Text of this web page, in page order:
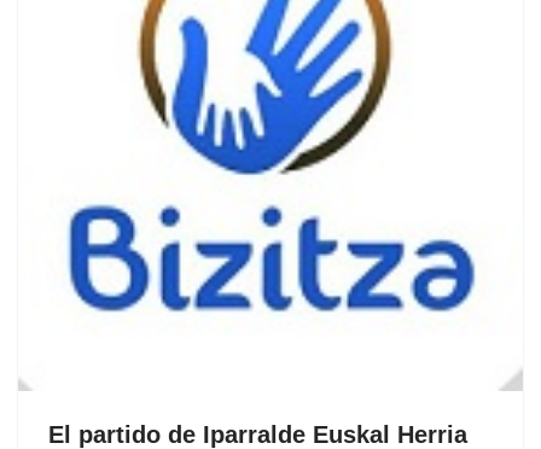
El partido de Iparralde Euskal Herria